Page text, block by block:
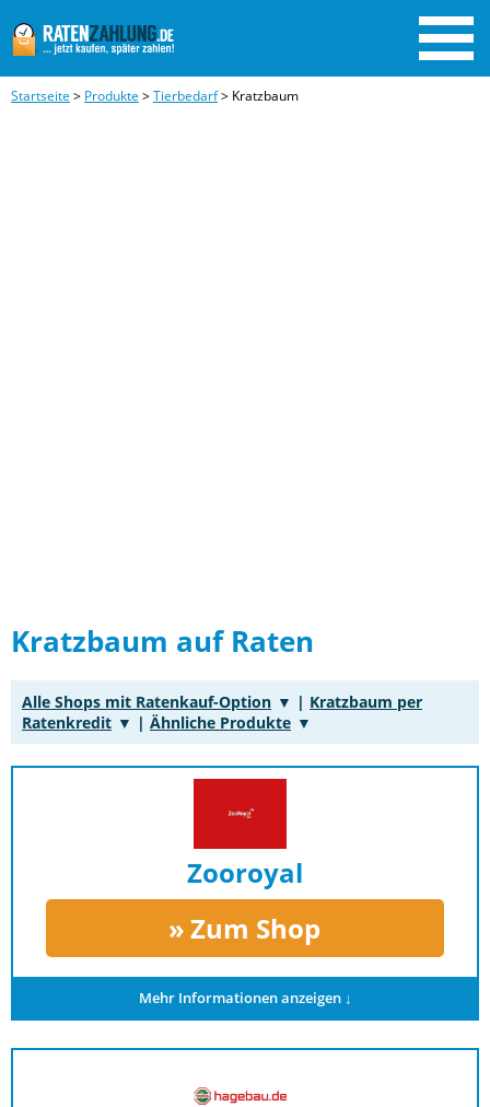
Startseite > Produkte >Tierbedarf> Kratzbaum
Kratzbaum auf Raten
Alle Shops mit Ratenkauf-Option | Kratzbaum per
Ratenkredit
| Ähnliche Produkte
Zooroyal
Zum Shop
Mehr Informationen anzeigen ↓